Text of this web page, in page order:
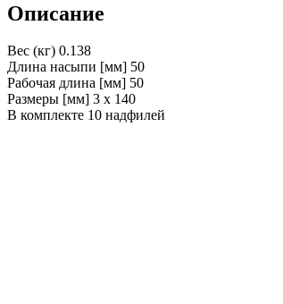
Описание
Вес (кг) 0.138
Длина насыпи [мм] 50
Рабочая длина [мм] 50
Размеры [мм] 3 x 140
В комплекте 10 надфилей